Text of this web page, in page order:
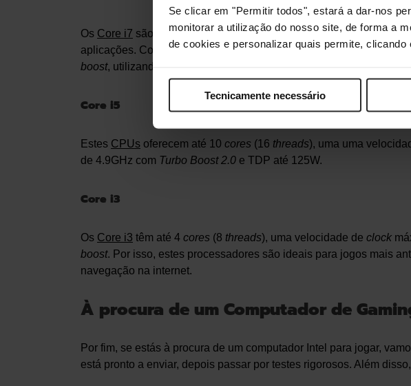
Se clicar em "Permitir todos", estará a dar-nos
monitorar a utilização do nosso site, de forma a
de cookies e personalizar quais permite, clicando
Tecnicamente necessário
Os Core i7 são uma ótima escolha paragamersque pretendam
aplicações. Com 12 cores(20threads), uma velocidade declock
boost, utilizando
Core i5
Estes CPUs oferecem até 10 cores (16 threads), uma uma
de 4.9GHz com Turbo Boost 2.0 e TDP até 125W.
Core i3
Os Core i3 têm até 4 cores (8 threads), uma velocidade de clock
boost. Por isso, estes processadores são ideais para jogos mais
navegação na internet.
À procura de um Computador de
Por fim, se estás à procura de um computador Intel para jogar,
está pronto a enviar, depois passar por testes rigorosos. Além